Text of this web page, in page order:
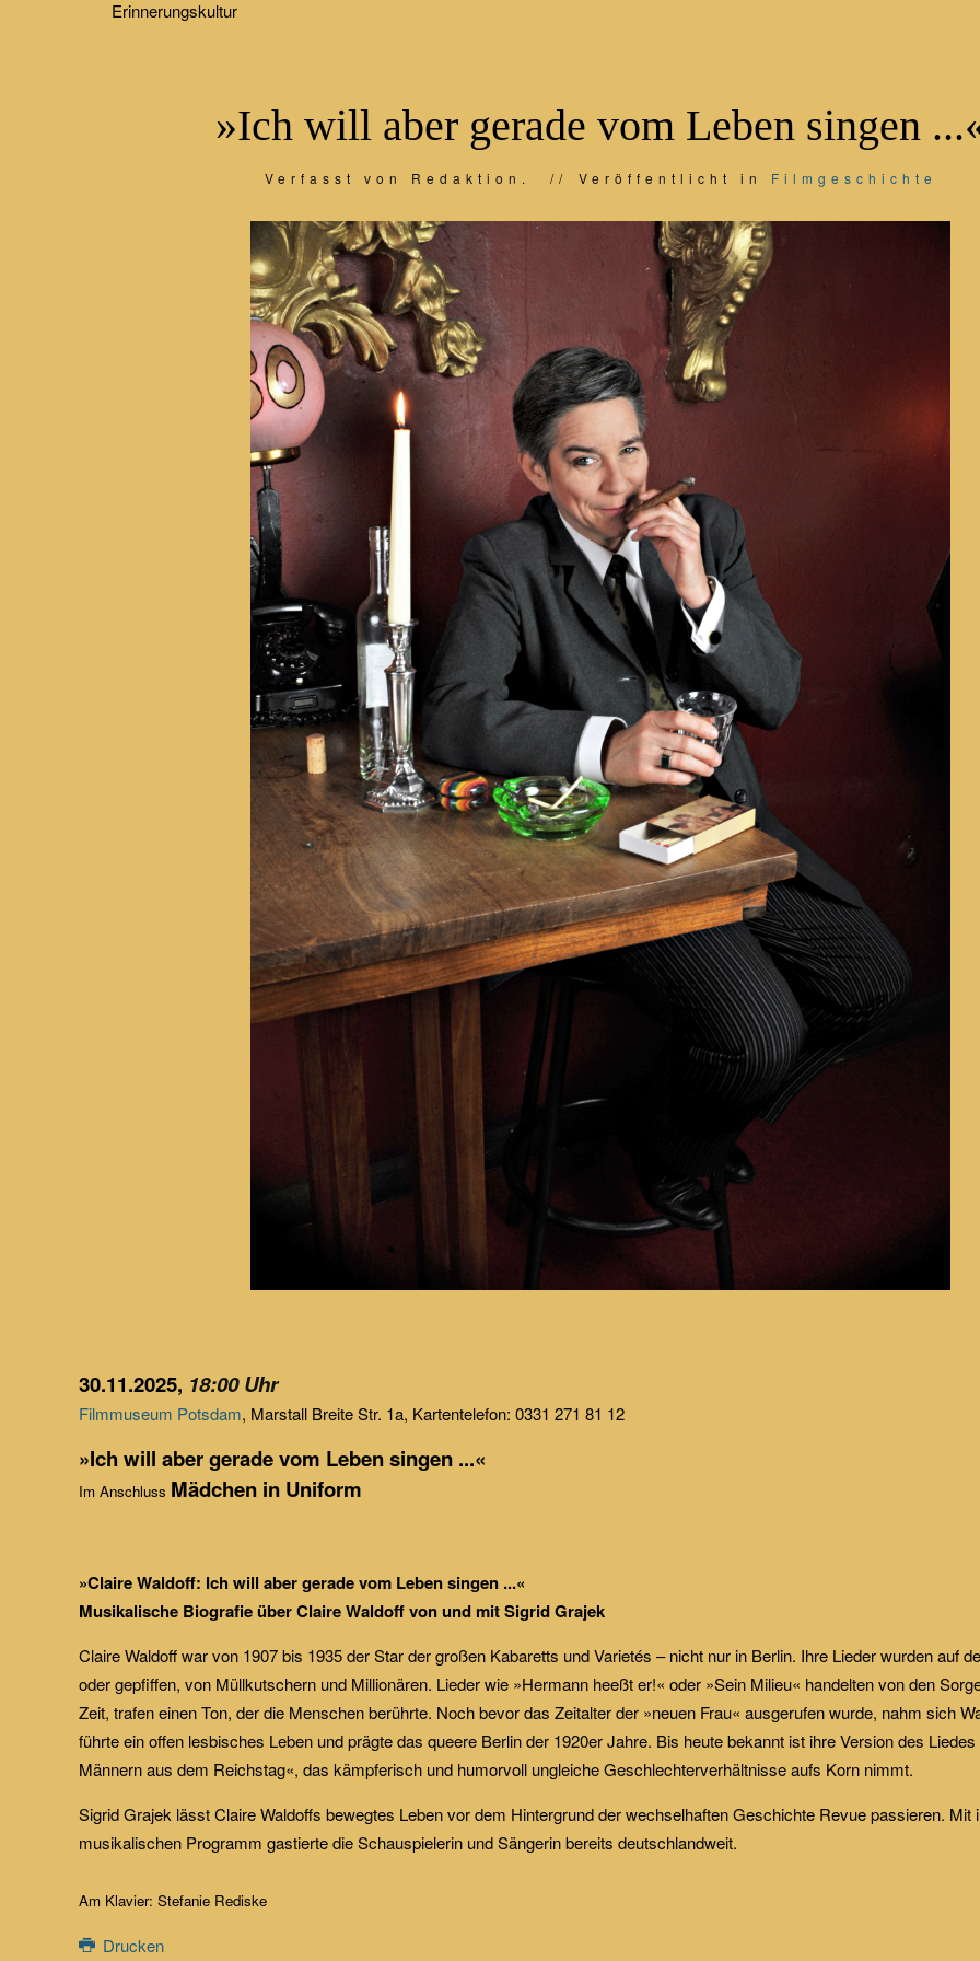
Erinnerungskultur
»Ich will aber gerade vom Leben singen
Verfasst von Redaktion. Veröffentlicht in Filmgeschichte
30.11.2025, 18:00 Uhr
Filmmuseum Potsdam, Marstall Breite Str. 1a, Kartentelefon: 0331 271 81 12
»Ich will aber gerade vom Leben singen ...«
Im Anschluss Mädchen in Uniform
»Claire Waldoff: Ich will aber gerade vom Leben singen ...«
Musikalische Biografie über Claire Waldoff von und mit Sigrid Grajek
Claire Waldoff war von 1907 bis 1935 der Star der großen Kabaretts und Varietés – nicht nur in Berlin. Ihre Lieder wurden auf
oder gepfiffen, von Müllkutschern und Millionären. Lieder wie »Hermann heeßt er!« oder »Sein Milieu« handelten von den
Zeit, trafen einen Ton, der die Menschen berührte. Noch bevor das Zeitalter der »neuen Frau« ausgerufen wurde, nahm sich
führte ein offen lesbisches Leben und prägte das queere Berlin der 1920er Jahre. Bis heute bekannt ist ihre Version des
Männern aus dem Reichstag«, das kämpferisch und humorvoll ungleiche Geschlechterverhältnisse aufs Korn nimmt.
Sigrid Grajek lässt Claire Waldoffs bewegtes Leben vor dem Hintergrund der wechselhaften Geschichte Revue passieren. Mit
musikalischen Programm gastierte die Schauspielerin und Sängerin bereits deutschlandweit.
Am Klavier: Stefanie Rediske
Drucken